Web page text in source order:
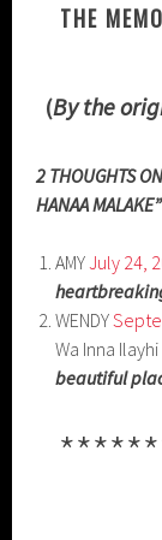
THE
(By the
2 THOUGHTS
HANAA MALAKE”
AMYJuly 24,
WENDY
Wa Inna
beautiful